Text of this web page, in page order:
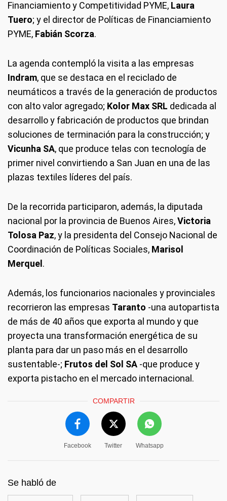
Financiamiento y Competitividad PYME, Laura
Tuero; y el director de Políticas de Financiamiento
PYME, Fabián Scorza.
La agenda contempló la visita a las empresas
Indram, que se destaca en el reciclado de
neumáticos a través de la generación de productos
con alto valor agregado; Kolor Max SRL dedicada al
desarrollo y fabricación de productos que brindan
soluciones de terminación para la construcción; y
Vicunha SA, que produce telas con tecnología de
primer nivel convirtiendo a San Juan en una de las
plazas textiles líderes del país.
De la recorrida participaron, además, la diputada
nacional por la provincia de Buenos Aires,Victoria
Tolosa Paz, y la presidenta del Consejo Nacional de
Coordinación de Políticas Sociales, Marisol
Merquel .
Además, los funcionarios nacionales y provinciales
recorrieron las empresas Taranto -una autopartista
de más de 40 años que exporta al mundo y que
proyecta una transformación energética de su
planta para dar un paso más en el desarrollo
sustentable-; Frutos del Sol SA -que produce y
exporta pistacho en el mercado internacional.
COMPARTIR
Facebook Twitter Whatsapp
Se habló de